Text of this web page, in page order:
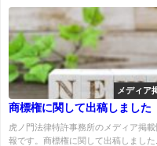
メディア
商標権に関して出稿しました
虎ノ門法律特許事務所のメディア掲載
報です。商標権に関して出稿しました...